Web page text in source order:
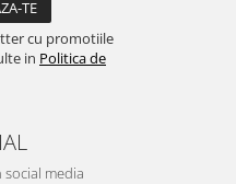
cu promotiile
in Politica de
social media